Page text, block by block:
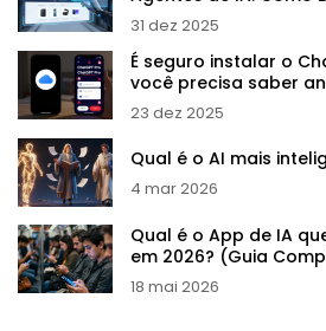
Melhoram a Precisão
31 dez 2025
É seguro instalar o
você precisa saber
23 dez 2025
Qual é o AI mais
4 mar 2026
Qual é o App de IA
em 2026? (Guia
18 mai 2026